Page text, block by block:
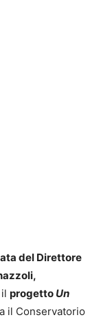
del Direttore
il progetto Un
il Conservatorio